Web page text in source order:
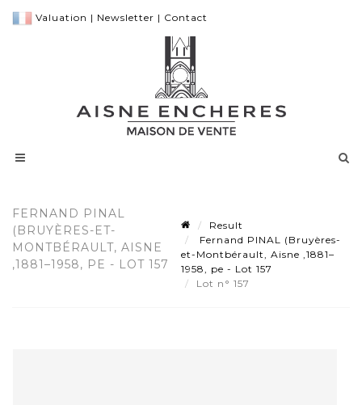
Valuation | Newsletter | Contact
FERNAND PINAL
(BRUYÈRES-ET-
MONTBÉRAULT, AISNE
,1881–1958, PE - LOT 157
Result
Fernand PINAL (Bruyères-
et-Montbérault, Aisne ,1881–
1958, pe - Lot 157
Lot n° 157